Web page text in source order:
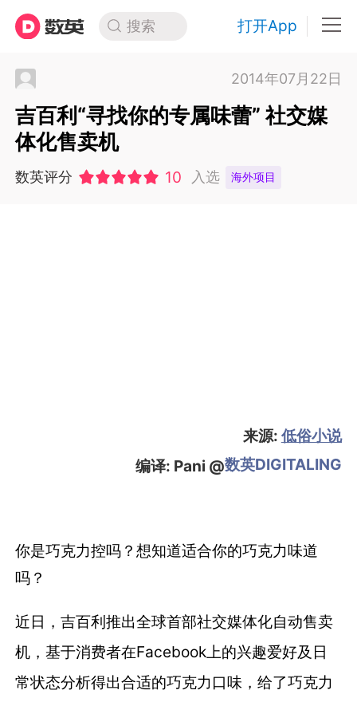
搜索 打开App
2014年07月22日
吉百利“寻找你的专属味蕾” 社交媒
体化售卖机
数英评分 10 入选 海外项目
来源: 低俗小说
编译: Pani @数英DIGITALING
你是巧克力控吗？想知道适合你的巧克力味道
吗？
近日，吉百利推出全球首部社交媒体化自动售卖
机，基于消费者在Facebook上的兴趣爱好及日
常状态分析得出合适的巧克力口味，给了巧克力